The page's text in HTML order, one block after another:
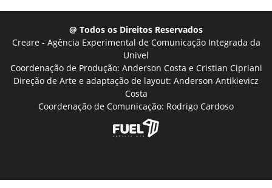
@ Todos os Direitos Reservados
Creare - Agência Experimental de Comunicação Integrada da
Univel
Coordenação de Produção: Anderson Costa e Cristian Cipriani
Direção de Arte e adaptação de layout: Anderson Antikievicz
Costa
Coordenação de Comunicação: Rodrigo Cardoso